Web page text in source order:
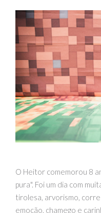
O Heitor comemorou 8
pura". Foi um dia com
tirolesa, arvorismo,
emoção, chamego e